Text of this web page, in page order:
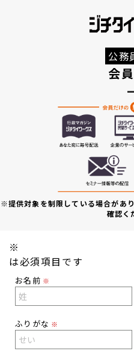
公務
会
※提供対象を制限している場合があ
確認く
※
は必須項目です
お名前 ※
ふりがな ※